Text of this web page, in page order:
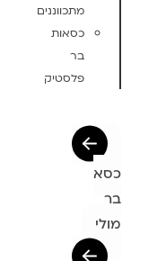
מתכווננים
כסאות
בר
פלסטיק
כסא
בר
מולי